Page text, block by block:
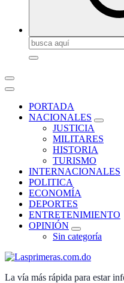
Buscar:
PORTADA
NACIONALES
JUSTICIA
MILITARES
HISTORIA
TURISMO
INTERNACIONALES
POLITICA
ECONOMÍA
DEPORTES
ENTRETENIMIENTO
OPINIÓN
Sin categoría
La vía más rápida para estar